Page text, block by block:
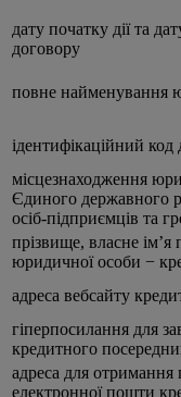
дату початку дії та
договору
повне найменування
ідентифікаційний
місцезнаходження
Єдиного державного
осіб-підприємців та
прізвище, власне ім’я
юридичної особи −
адреса вебсайту
гіперпосилання для
кредитного
адреса для
електронної пошти